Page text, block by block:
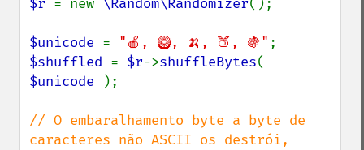
$r = new \Random\Randomizer();
$unicode = "🍎, 🥝, 🍌, 🍑, 🍇"
$shuffled = $r->shuffleBytes
$unicode
);
// O embaralhamento byte a byte de
caracteres não ASCII os destrói,